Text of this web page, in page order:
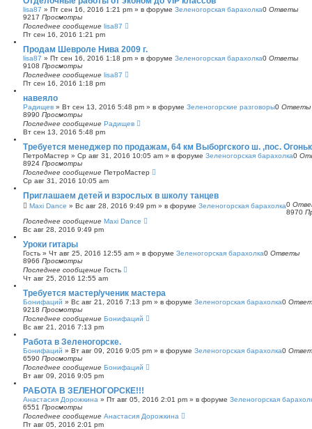
lisa87 » Пт сен 16, 2016 1:21 pm » в форуме Зеленогорская барахолка0 Ответы
9217 Просмотры
Последнее сообщение lisa87
Пт сен 16, 2016 1:21 pm
Продам Шевроле Нива 2009 г.
lisa87 » Пт сен 16, 2016 1:18 pm » в форуме Зеленогорская барахолка0 Ответы
9108 Просмотры
Последнее сообщение lisa87
Пт сен 16, 2016 1:18 pm
навеяло
Радищев » Вт сен 13, 2016 5:48 pm » в форуме Зеленогорские разговоры0 Ответы
8990 Просмотры
Последнее сообщение Радищев
Вт сен 13, 2016 5:48 pm
Требуется менеджер по продажам, 64 км Выборгского ш. ,пос.
ПетроМастер » Ср авг 31, 2016 10:05 am » в форуме Зеленогорская барахолка0
8924 Просмотры
Последнее сообщение ПетроМастер
Ср авг 31, 2016 10:05 am
Приглашаем детей и взрослых в школу танцев
Maxi Dance » Вс авг 28, 2016 9:49 pm » в форуме Зеленогорская барахолка0
8970
Последнее сообщение Maxi Dance
Вс авг 28, 2016 9:49 pm
Уроки гитары
Гость » Чт авг 25, 2016 12:55 am » в форуме Зеленогорская барахолка0 Ответы
8966 Просмотры
Последнее сообщение Гость
Чт авг 25, 2016 12:55 am
Требуется мастер/ученик мастера
Бонифаций » Вс авг 21, 2016 7:13 pm » в форуме Зеленогорская барахолка0
9218 Просмотры
Последнее сообщение Бонифаций
Вс авг 21, 2016 7:13 pm
Работа в Зеленогорске.
Бонифаций » Вт авг 09, 2016 9:05 pm » в форуме Зеленогорская барахолка0
6590 Просмотры
Последнее сообщение Бонифаций
Вт авг 09, 2016 9:05 pm
РАБОТА В ЗЕЛЕНОГОРСКЕ!!!
Анастасия Дорожкина » Пт авг 05, 2016 2:01 pm » в форуме Зеленогорская
6551 Просмотры
Последнее сообщение Анастасия Дорожкина
Пт авг 05, 2016 2:01 pm